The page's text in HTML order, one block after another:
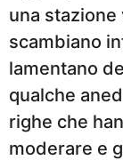
una
scambiano
lamentano
qualche
righe che
moderare e